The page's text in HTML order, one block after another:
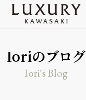
Ioriのブログ
Iori's Blog